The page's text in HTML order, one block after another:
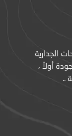
الجدارية
أولاً ،
..